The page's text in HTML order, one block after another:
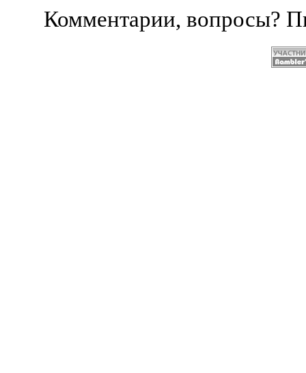
Комментарии, вопросы?